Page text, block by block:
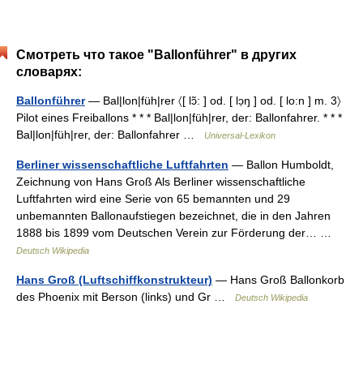
Смотреть что такое "Ballonführer" в других
словарях:
Ballonführer— Bal|lon|füh|rer 〈[ lɔ̃: ] od. [ lɔ̣ŋ ] od. [ lo:n ] m. 3〉
Pilot eines Freiballons * * * Bal|lon|füh|rer, der: Ballonfahrer. * * *
Bal|lon|füh|rer, der: Ballonfahrer …
Universal-Lexikon
Berliner wissenschaftliche Luftfahrten — Ballon Humboldt,
Zeichnung von Hans Groß Als Berliner wissenschaftliche
Luftfahrten wird eine Serie von 65 bemannten und 29
unbemannten Ballonaufstiegen bezeichnet, die in den Jahren
1888 bis 1899 vom Deutschen Verein zur Förderung der… …
Deutsch Wikipedia
Hans Groß (Luftschiffkonstrukteur) — Hans Groß Ballonkorb
des Phoenix mit Berson (links) und Gr …
Deutsch Wikipedia